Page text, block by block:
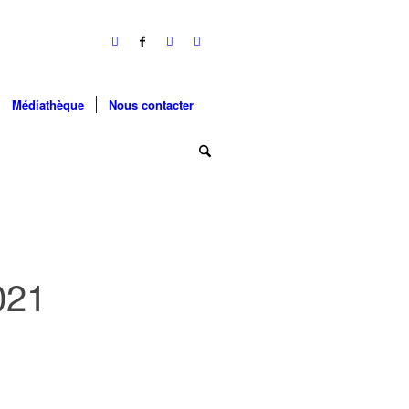
Médiathèque Nous contacter